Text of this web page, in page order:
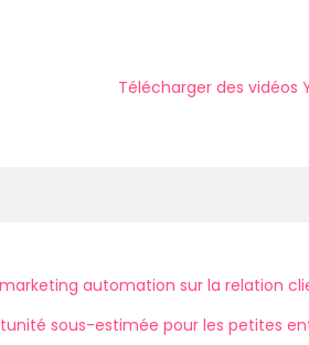
Télécharger des vidéos
automation sur la relation
sous-estimée pour les petites